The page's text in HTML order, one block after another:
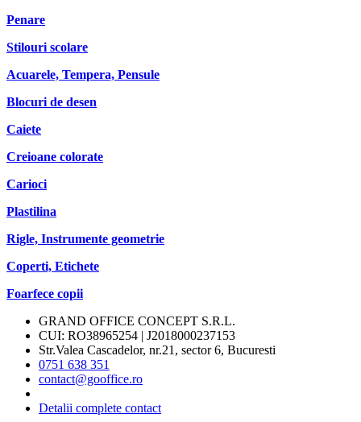
Penare
Stilouri scolare
Acuarele, Tempera, Pensule
Blocuri de desen
Caiete
Creioane colorate
Carioci
Plastilina
Rigle, Instrumente geometrie
Coperti, Etichete
Foarfece copii
GRAND OFFICE CONCEPT S.R.L.
CUI: RO38965254 | J2018000237153
Str.Valea Cascadelor, nr.21, sector 6, Bucuresti
0751 638 351
contact@gooffice.ro
Detalii complete contact